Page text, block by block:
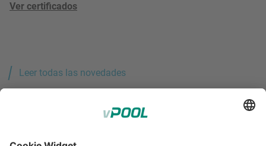
Ver certificados
Leer todas las novedades